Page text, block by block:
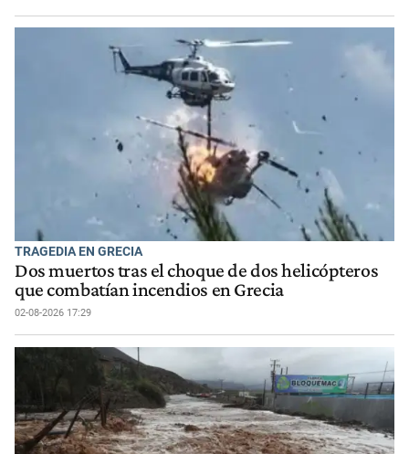
TRAGEDIA EN GRECIA
Dos muertos tras el choque de dos helicópteros
que combatían incendios en Grecia
02-08-2026 17:29